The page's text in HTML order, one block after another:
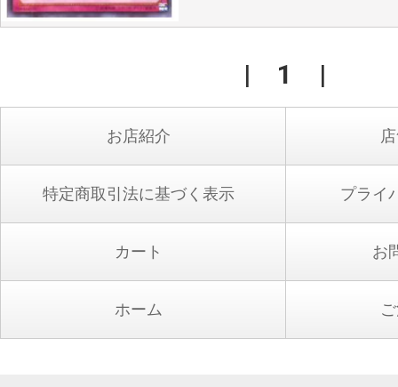
| 1 |
お店紹介
特定商取引法に基づく表示 プライ
カート お
ホーム